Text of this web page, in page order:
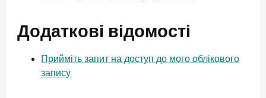
Додаткові відомості
Прийміть запит на доступ до мого облікового
запису